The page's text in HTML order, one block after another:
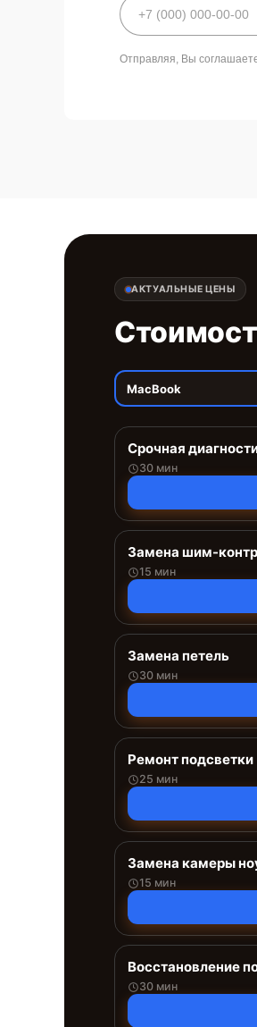
Отправляя, Вы
АКТУАЛЬНЫЕ ЦЕНЫ
MacBook
Срочная
30 мин
Замена шим-
15 мин
Замена петель
30 мин
Ремонт подсветки
25 мин
Замена камеры
15 мин
Восстановление
30 мин